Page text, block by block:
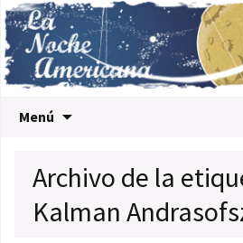
Menú
Archivo de la
Kalman